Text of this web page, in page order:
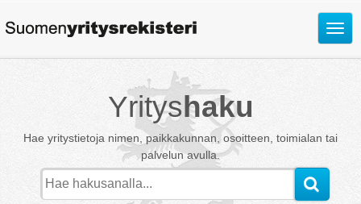
Avaa
Yrityshaku
Hae yritystietoja nimen, paikkakunnan, osoitteen, toimialan tai
palvelun avulla.